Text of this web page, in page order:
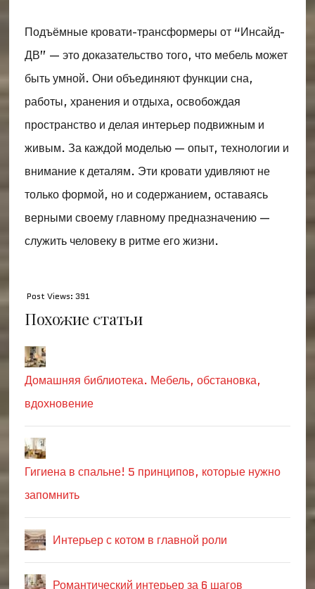
Подъёмные кровати-трансформеры от “Инсайд-
ДВ” — это доказательство того, что мебель может
быть умной. Они объединяют функции сна,
работы, хранения и отдыха, освобождая
пространство и делая интерьер подвижным и
живым. За каждой моделью — опыт, технологии и
внимание к деталям. Эти кровати удивляют не
только формой, но и содержанием, оставаясь
верными своему главному предназначению —
служить человеку в ритме его жизни.
Post Views: 391
Похожие статьи
Домашняя библиотека. Мебель, обстановка,
вдохновение
Гигиена в спальне! 5 принципов, которые нужно
запомнить
Интерьер с котом в главной роли
Романтический интерьер за 6 шагов